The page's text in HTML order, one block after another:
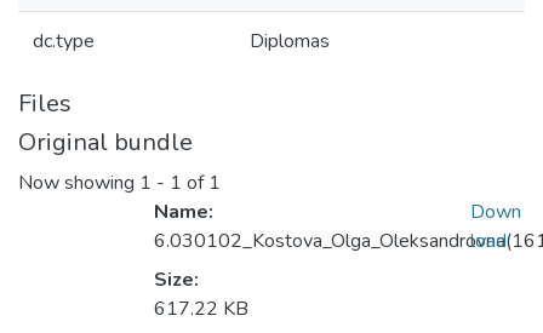
dc.type Diplomas
Files
Original bundle
Now showing 1 - 1 of 1
Name:
Size:
617.22 KB
Down
load